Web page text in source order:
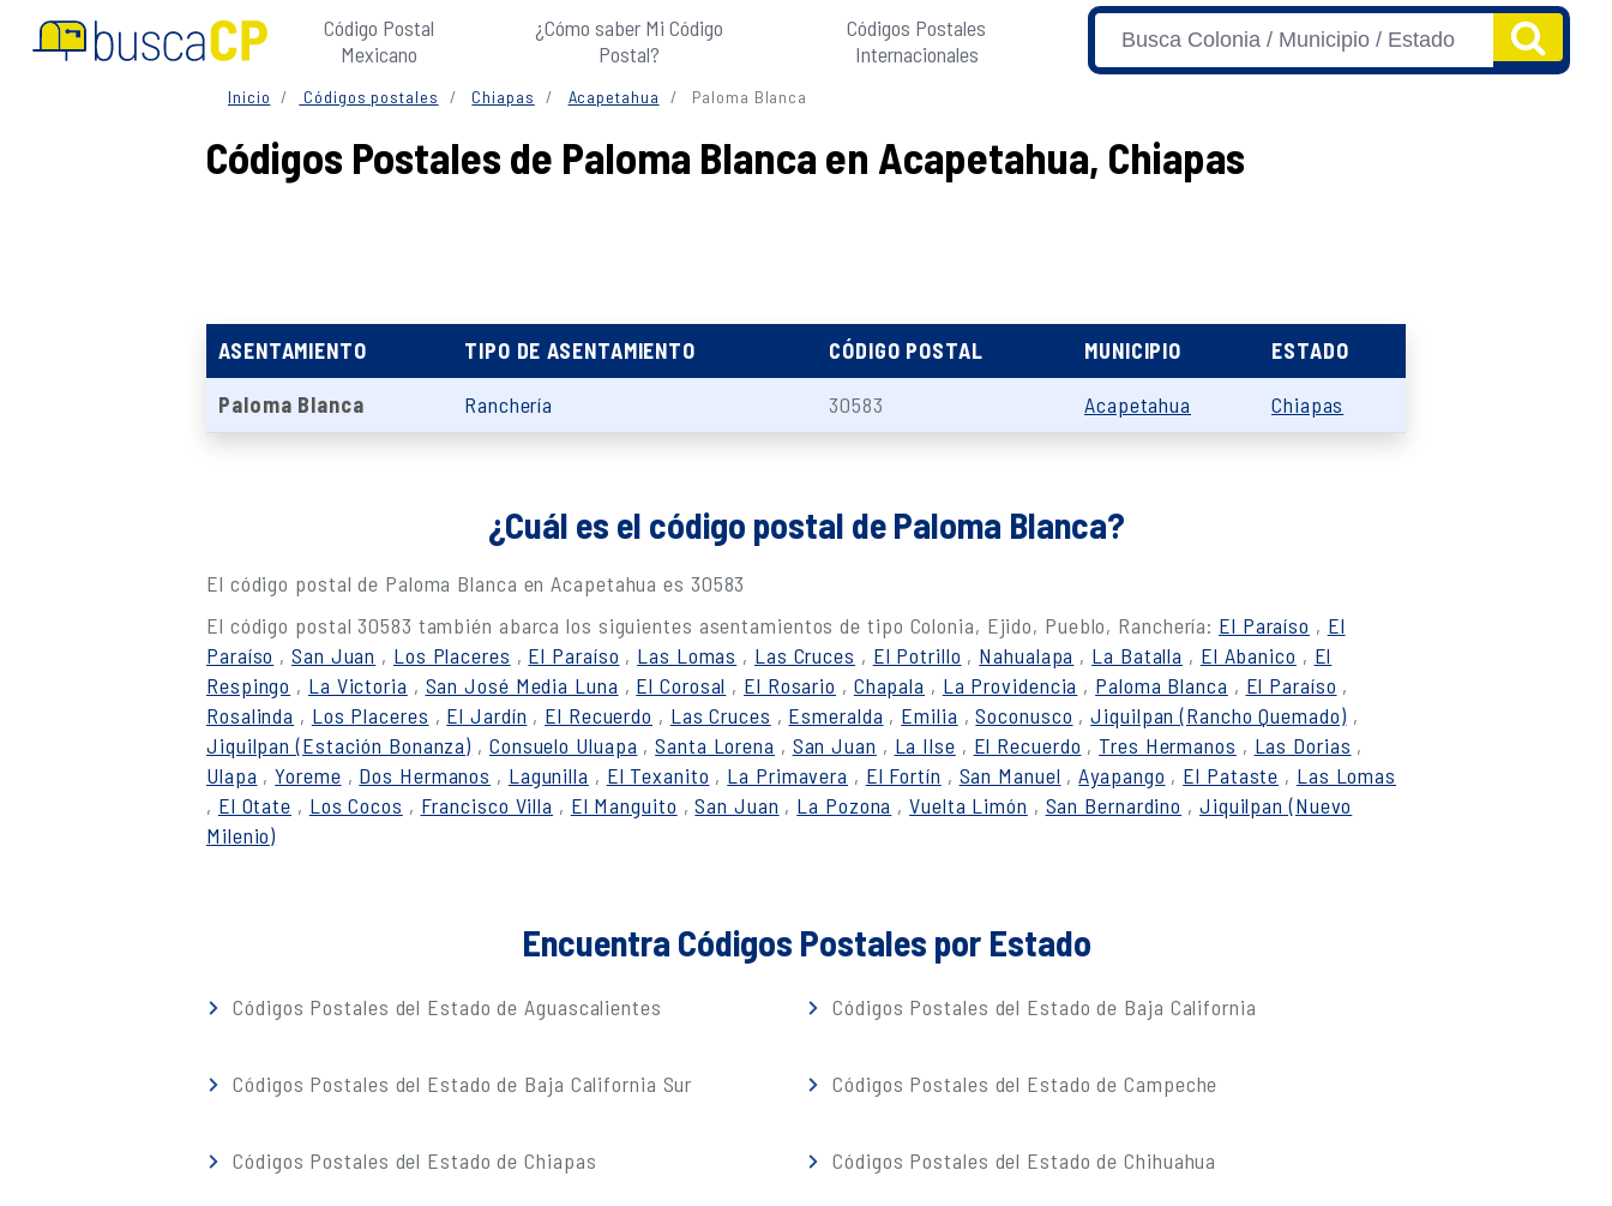
Código Postal
Mexicano
¿Cómo saber Mi Código
Postal?
Códigos Postales
Internacionales
Inicio Códigos postales Chiapas Acapetahua Paloma Blanca
Códigos Postales de Paloma Blanca en Acapetahua, Chiapas
ASENTAMIENTO TIPO DE ASENTAMIENTO CÓDIGO POSTAL MUNICIPIO ESTADO
Paloma Blanca Ranchería 30583 Acapetahua Chiapas
¿Cuál es el código postal de Paloma Blanca?
El código postal de Paloma Blanca en Acapetahua es 30583
El código postal 30583 también abarca los siguientes asentamientos de tipo Colonia, Ejido, Pueblo, Ranchería: El Paraíso , El
Paraíso ,San Juan , Los Placeres , El Paraíso , Las Lomas , Las Cruces , El Potrillo , Nahualapa , La Batalla , El Abanico , El
Respingo , La Victoria , San José Media Luna , El Corosal , El Rosario , Chapala , La Providencia , Paloma Blanca , El Paraíso ,
Rosalinda , Los Placeres , El Jardín , El Recuerdo , Las Cruces , Esmeralda , Emilia ,Soconusco ,Jiquilpan (Rancho Quemado) ,
Jiquilpan (Estación Bonanza) , Consuelo Uluapa ,Santa Lorena , San Juan , La Ilse , El Recuerdo , Tres Hermanos , Las Dorias ,
Ulapa ,Yoreme , Dos Hermanos , Lagunilla , El Texanito , La Primavera , El Fortín , San Manuel ,Ayapango , El Pataste , Las Lomas
, El Otate , Los Cocos , Francisco Villa , El Manguito ,San Juan , La Pozona ,Vuelta Limón , San Bernardino , Jiquilpan (Nuevo
Milenio)
Encuentra Códigos Postales por Estado
Códigos Postales del Estado de Aguascalientes Códigos Postales del Estado de Baja California
Códigos Postales del Estado de Baja California Sur Códigos Postales del Estado de Campeche
Códigos Postales del Estado de Chiapas Códigos Postales del Estado de Chihuahua